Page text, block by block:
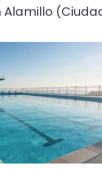
Alamillo